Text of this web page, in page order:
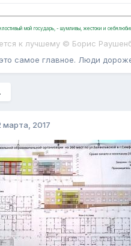
мой государь, - шумливы, жестоки и
к лучшему © Борис
самое главное. Люди
марта, 2017